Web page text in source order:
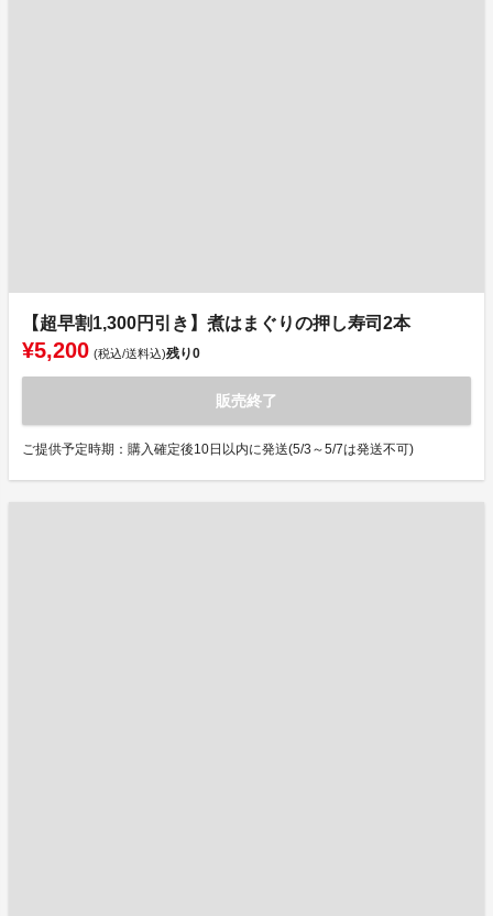
【超早割1,300円引き】煮はまぐりの押し寿司2本
¥5,200 (税込/送料込)残り0
販売終了
ご提供予定時期：購入確定後10日以内に発送(5/3～5/7は発送不可)